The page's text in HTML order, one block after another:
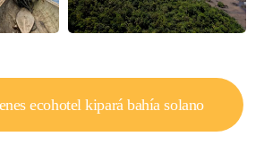
ecohotel kipará bahía solano